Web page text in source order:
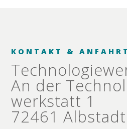
KONTAKT & ANFAHRT
An der
werkstatt 1
72461 Albstadt